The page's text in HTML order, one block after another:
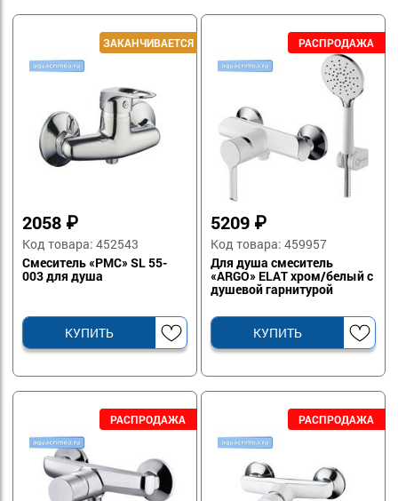
2058 ₽
Код товара: 452543
Смеситель «РМС» SL 55-
003 для душа
КУПИТЬ
5209 ₽
Код товара: 459957
Для душа смеситель
«ARGO» ELAT хром/белый с
душевой гарнитурой
КУПИТЬ